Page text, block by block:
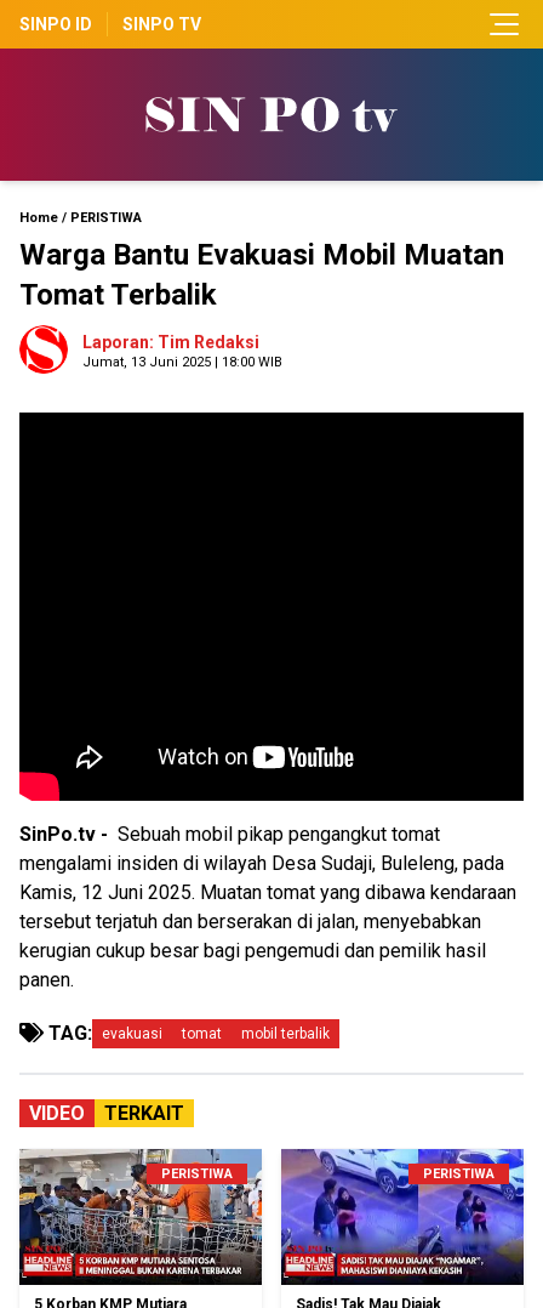
SINPO ID SINPO TV
Home / PERISTIWA
Warga Bantu Evakuasi Mobil Muatan
Tomat Terbalik
Laporan: Tim Redaksi
Jumat, 13 Juni 2025 | 18:00 WIB
SinPo.tv - Sebuah mobil pikap pengangkut tomat
mengalami insiden di wilayah Desa Sudaji, Buleleng, pada
Kamis, 12 Juni 2025. Muatan tomat yang dibawa kendaraan
tersebut terjatuh dan berserakan di jalan, menyebabkan
kerugian cukup besar bagi pengemudi dan pemilik hasil
panen.
TAG: evakuasi tomat mobil terbalik
VIDEO TERKAIT
PERISTIWA
5 Korban KMP Mutiara
PERISTIWA
Sadis! Tak Mau Diajak